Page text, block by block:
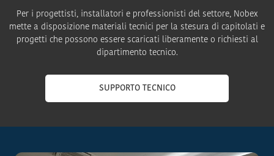
Per i progettisti, installatori e professionisti del settore, Nobex
mette a disposizione materiali tecnici per la stesura di capitolati e
progetti che possono essere scaricati liberamente o richiesti al
dipartimento tecnico.
SUPPORTO TECNICO